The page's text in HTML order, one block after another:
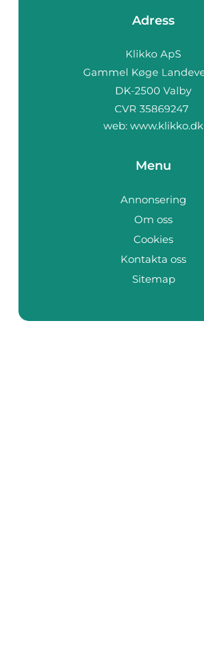
Adress
web: www.klikko.dk
Menu
Annonsering
Om oss
Cookies
Kontakta oss
Sitemap